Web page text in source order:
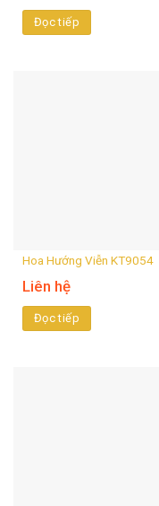
Đọc tiếp
Hoa Hướng Viễn KT9054
Liên hệ
Đọc tiếp